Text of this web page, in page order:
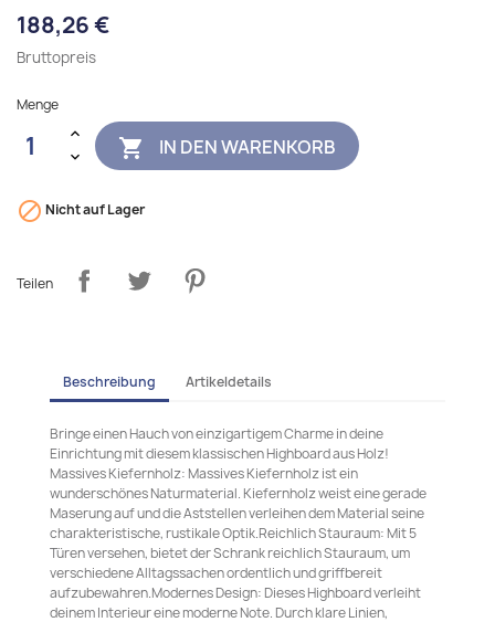
188,26 €
Bruttopreis
Menge
 IN DEN WARENKORB
 Nicht auf Lager
Teilen
Beschreibung Artikeldetails
Bringe einen Hauch von einzigartigem Charme in deine
Einrichtung mit diesem klassischen Highboard aus Holz!
Massives Kiefernholz: Massives Kiefernholz ist ein
wunderschönes Naturmaterial. Kiefernholz weist eine gerade
Maserung auf und die Aststellen verleihen dem Material seine
charakteristische, rustikale Optik.Reichlich Stauraum: Mit 5
Türen versehen, bietet der Schrank reichlich Stauraum, um
verschiedene Alltagssachen ordentlich und griffbereit
aufzubewahren.Modernes Design: Dieses Highboard verleiht
deinem Interieur eine moderne Note. Durch klare Linien,